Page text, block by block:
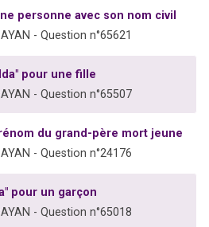
personne avec son nom civil
- Question n°65621
pour une fille
- Question n°65507
du grand-père mort jeune
- Question n°24176
pour un garçon
- Question n°65018